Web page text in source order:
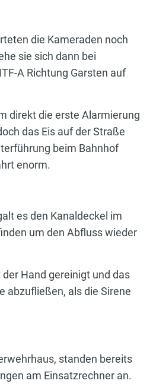
die Kameraden noch
sie sich dann bei
A Richtung Garsten auf
direkt die erste Alarmierung
das Eis auf der Straße
beim Bahnhof
enorm.
es den Kanaldeckel im
um den Abfluss wieder
Hand gereinigt und das
abzufließen, als die Sirene
standen bereits
am Einsatzrechner an.